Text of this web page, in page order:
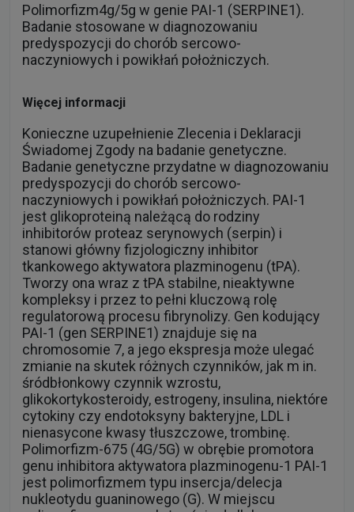
Polimorfizm4g/5g w genie PAI-1 (SERPINE1).
Badanie stosowane w diagnozowaniu
predyspozycji do chorób sercowo-
naczyniowych i powikłań położniczych.
Więcej informacji
Konieczne uzupełnienie Zlecenia i Deklaracji
Świadomej Zgody na badanie genetyczne.
Badanie genetyczne przydatne w diagnozowaniu
predyspozycji do chorób sercowo-
naczyniowych i powikłań położniczych. PAI-1
jest glikoproteiną należącą do rodziny
inhibitorów proteaz serynowych (serpin) i
stanowi główny fizjologiczny inhibitor
tkankowego aktywatora plazminogenu (tPA).
Tworzy ona wraz z tPA stabilne, nieaktywne
kompleksy i przez to pełni kluczową rolę
regulatorową procesu fibrynolizy. Gen kodujący
PAI-1 (gen SERPINE1) znajduje się na
chromosomie 7, a jego ekspresja może ulegać
zmianie na skutek różnych czynników, jak m in.
śródbłonkowy czynnik wzrostu,
glikokortykosteroidy, estrogeny, insulina, niektóre
cytokiny czy endotoksyny bakteryjne, LDL i
nienasycone kwasy tłuszczowe, trombinę.
Polimorfizm-675 (4G/5G) w obrębie promotora
genu inhibitora aktywatora plazminogenu-1 PAI-1
jest polimorfizmem typu insercja/delecja
nukleotydu guaninowego (G). W miejscu